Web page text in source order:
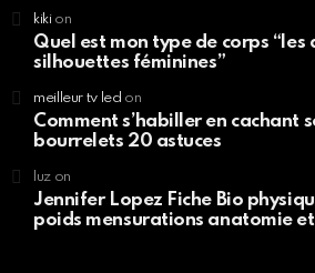
kikion
Quel est mon type de corps “les
silhouettes féminines”
meilleur tv led on
Comment s’habiller en cachant
bourrelets 20 astuces
luzon
Jennifer Lopez Fiche Bio
poids mensurations anatomie